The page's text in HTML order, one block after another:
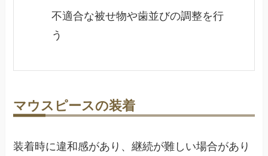
不適合な被せ物や歯並びの調整を行
う
マウスピースの装着
装着時に違和感があり、継続が難しい場合があり